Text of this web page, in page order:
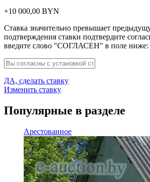
+10 000,00 BYN
Ставка значительно превышает
подтверждения ставки подтвердите
введите слово "СОГЛАСЕН" в поле ниже:
ДА, сделать ставку
Изменить ставку
Популярные в разделе
Арестованное